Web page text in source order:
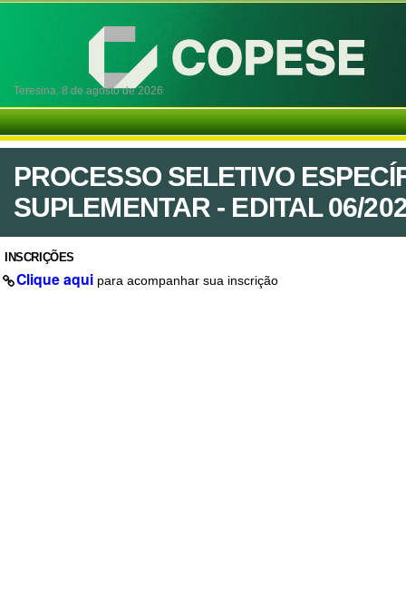
Teresina, 8 de agosto de 2026
PROCESSO SELETIVO
SUPLEMENTAR - EDITAL 06/
INSCRIÇÕES
Clique aqui para acompanhar sua inscrição